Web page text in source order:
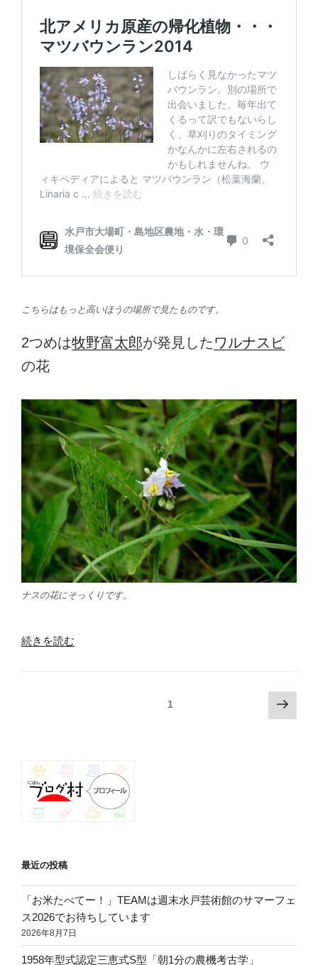
こちらはもっと高いほうの場所で見たものです。
2つめは牧野富太郎が発見したワルナスビ
の花
ナスの花にそっくりです。
“6
に
咲
く
花”
続きを読む
ビ
ゲ
ー
シ
ン
1
次
の
最近の投稿
「お米たべてー！」TEAMは週末水戸芸術館のサマーフェ
ス2026でお待ちしています
2026年8月7日
1958年型式認定三恵式S型「朝1分の農機考古学」